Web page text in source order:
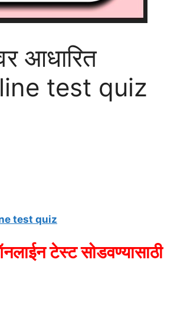
आधारित
test quiz
test quiz
टेस्ट सोडवण्यासाठी